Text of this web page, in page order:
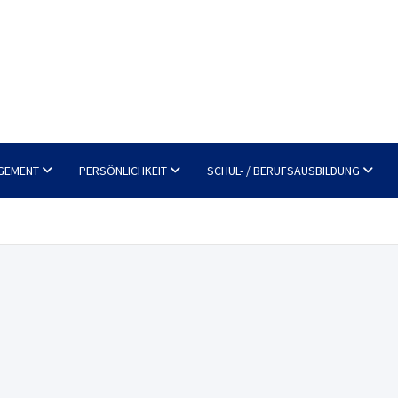
PERSÖNLICHKEIT SCHUL- / BERUFSAUSBILDUNG